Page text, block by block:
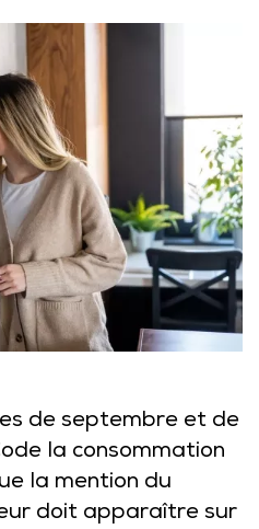
de septembre et de
la consommation
la mention du
doit apparaître sur